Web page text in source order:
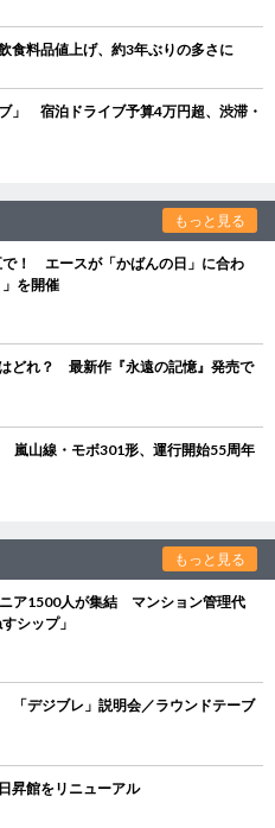
食料品値上げ、約3年ぶりの多さに
」 宿泊ドライブ予算4万円超、渋滞・
もっと見る
で！ エースが「かばんの日」に合わ
を開催
どれ？ 最新作『永遠の記憶』発売で
嵐山線・モボ301形、運行開始55周年
もっと見る
ニア1500人が集結 マンション管理代
シップ」
デジブレ」説明会／ラウンドテーブ
昇館をリニューアル